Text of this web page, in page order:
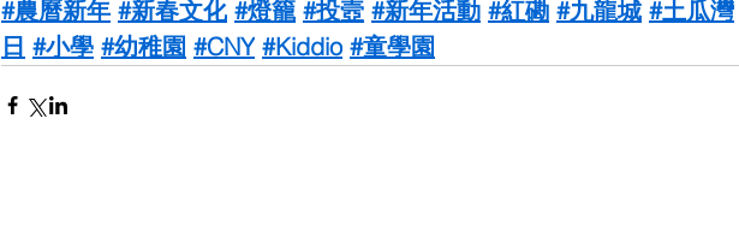
#農曆新年 #新春文化 #燈籠 #投壼 #新年活動 #紅磡 #九龍城 #土瓜灣
日 #小學 #幼稚園 #CNY #Kiddio #童學園